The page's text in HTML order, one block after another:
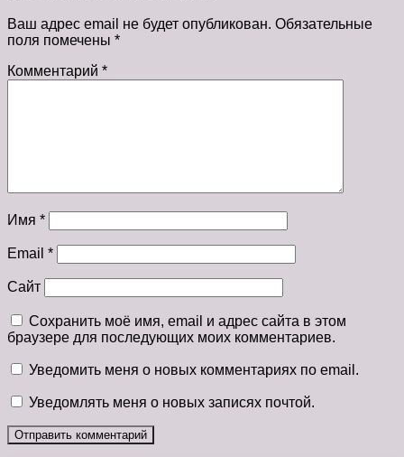
Ваш адрес email не будет опубликован. Обязательные
поля помечены *
Комментарий *
Имя *
Email *
Сайт
Сохранить моё имя, email и адрес сайта в этом
браузере для последующих моих комментариев.
Уведомить меня о новых комментариях по email.
Уведомлять меня о новых записях почтой.